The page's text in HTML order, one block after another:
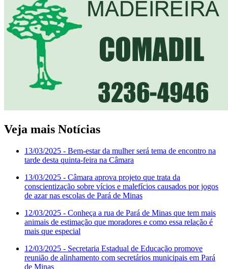
Veja mais Notícias
13/03/2025 - Bem-estar da mulher será tema de encontro na
tarde desta quinta-feira na Câmara
13/03/2025 - Câmara aprova projeto que trata da
conscientização sobre vícios e malefícios causados por jogos
de azar nas escolas de Pará de Minas
12/03/2025 - Conheça a rua de Pará de Minas que tem mais
animais de estimação que moradores e como essa relação é
mais que especial
12/03/2025 - Secretaria Estadual de Educação promove
reunião de alinhamento com secretários municipais em Pará
de Minas